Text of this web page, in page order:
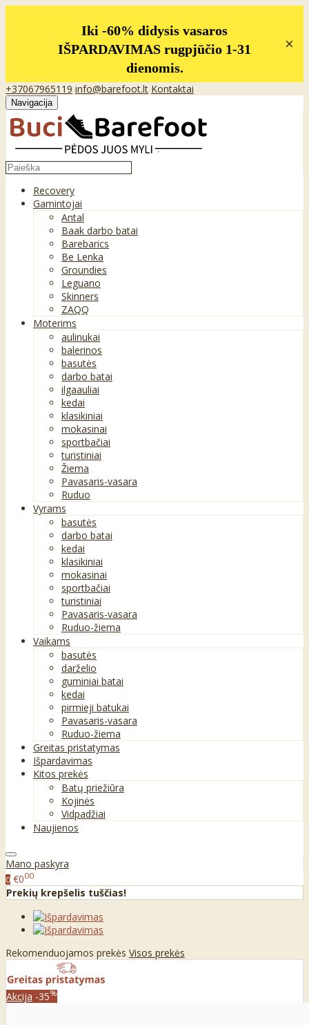
Iki -60% didysis vasaros
IŠPARDAVIMAS rugpjūčio 1-31
dienomis.
×
+37067965119 info@barefoot.lt Kontaktai
Navigacija
Recovery
Gamintojai
Antal
Baak darbo batai
Barebarics
Be Lenka
Groundies
Leguano
Skinners
ZAQQ
Moterims
aulinukai
balerinos
basutės
darbo batai
ilgaauliai
kedai
klasikiniai
mokasinai
sportbačiai
turistiniai
Žiema
Pavasaris-vasara
Ruduo
Vyrams
basutės
darbo batai
kedai
klasikiniai
mokasinai
sportbačiai
turistiniai
Pavasaris-vasara
Ruduo-žiema
Vaikams
basutės
darželio
guminiai batai
kedai
pirmieji batukai
Pavasaris-vasara
Ruduo-žiema
Greitas pristatymas
Išpardavimas
Kitos prekės
Batų priežiūra
Kojinės
Vidpadžiai
Naujienos
Mano paskyra
0 €000
Prekių krepšelis tuščias!
Rekomenduojamos prekės Visos prekės
Akcija -35%